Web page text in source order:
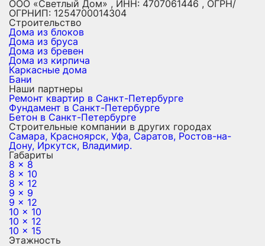
ООО «Светлый Дом» , ИНН: 4707061446 , ОГРН/
ОГРНИП: 1254700014304
Строительство
Дома из блоков
Дома из бруса
Дома из бревен
Дома из кирпича
Каркасные дома
Бани
Наши партнеры
Ремонт квартир в Санкт-Петербурге
Фундамент в Санкт-Петербурге
Бетон в Санкт-Петербурге
Строительные компании в других городах
Самара, Красноярск, Уфа, Саратов, Ростов-на-
Дону, Иркутск, Владимир.
Габариты
8 x 8
8 x 10
8 x 12
9 x 9
9 x 12
10 x 10
10 x 12
10 x 15
Этажность